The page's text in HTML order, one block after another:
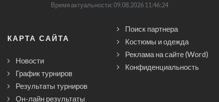
Время актуальности: 09.08.2026 11:46:24
КАРТА САЙТА
Новости
График турниров
Результаты турниров
Он-лайн результаты
Поиск партнера
Костюмы и одежда
Реклама на сайте (Word)
Конфиденциальность